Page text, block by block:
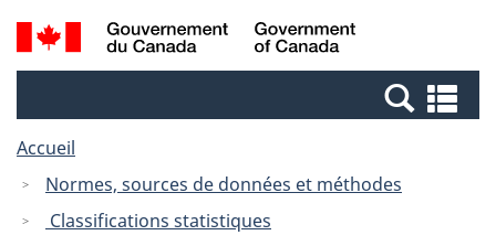
Passer
au
Passer
à
Canada
Recherche
et
et
Accueil
Normes, sources de données et méthodes
Classifications statistiques